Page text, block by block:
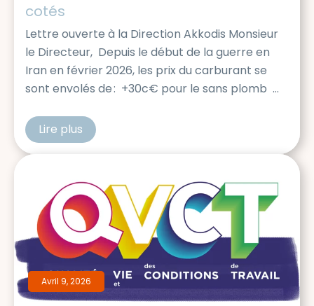
cotés
Lettre ouverte à la Direction Akkodis Monsieur
le Directeur, Depuis le début de la guerre en
Iran en février 2026, les prix du carburant se
sont envolés de : +30c€ pour le sans plomb
augmentation est telle qu’elle impacte
durement l’ensemble de la société française, et
en particulier les salariés Akkodis dont les
activités impliquent une mobilité accrue. […]
cfdtakkodis
Lire plus
Avril 9, 2026